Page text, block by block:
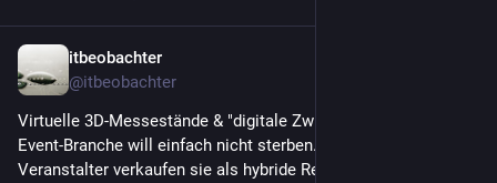
itbeobachter
@itbeobachter
Virtuelle 3D-Messestände & "digitale Zwillinge“, der Untote der
Event-Branche will einfach nicht sterben.
Veranstalter verkaufen sie als hybride Reichweite, Vorstände